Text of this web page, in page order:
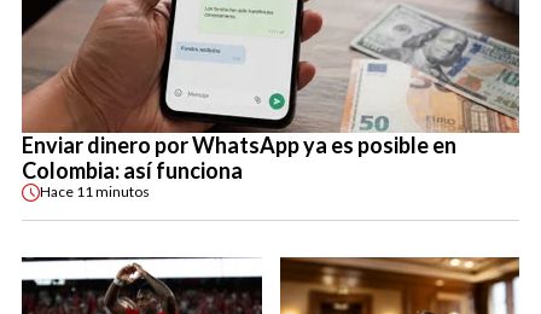
Enviar dinero por WhatsApp ya es posible en
Colombia: así funciona
Hace 11 minutos